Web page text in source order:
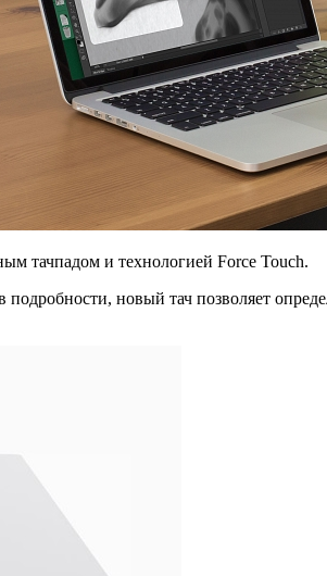
тачпадом и технологией Force Touch.
новый тач позволяет